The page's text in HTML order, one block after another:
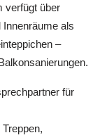
verfügt über
Innenräume als
–
für